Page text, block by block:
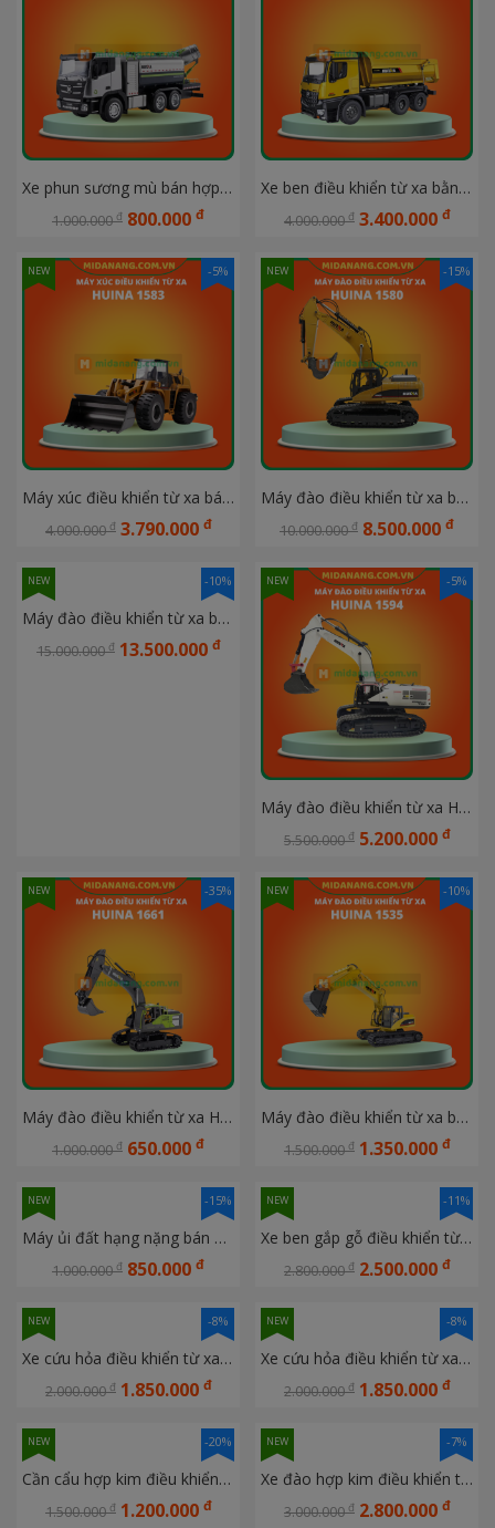
Xe phun sương mù bán hợp kim điều khiển từ xa 9 kênh HUINA 1316
1.000.000đ 800.000 đ
Xe ben điều khiển từ xa bằng hợp kim 10 kênh HUINA 1582
4.000.000đ 3.400.000 đ
Máy xúc điều khiển từ xa bán hợp kim 24 kênh HUINA 1583
4.000.000đ 3.790.000 đ
-5%
NEW
Máy đào điều khiển từ xa bán hợp kim 23 kênh HUINA 1580
10.000.000đ 8.500.000 đ
-15%
NEW
Máy đào điều khiển từ xa bán hợp kim 24 kênh HUINA 1599
15.000.000đ 13.500.000 đ
-10%
NEW
Máy đào điều khiển từ xa HUINA 1594
5.500.000đ 5.200.000 đ
-5%
NEW
Máy đào điều khiển từ xa HUINA 1661
1.000.000đ 650.000 đ
-35%
NEW
Máy đào điều khiển từ xa bán hợp kim 15 kênh HUINA 1535
1.500.000đ 1.350.000 đ
-10%
NEW
Máy ủi đất hạng nặng bán hợp kim điều khiển từ xa 11 kênh Huina 1554
1.000.000đ 850.000 đ
-15%
NEW
Xe ben gắp gỗ điều khiển từ xa 26 kênh Huina 1538
2.800.000đ 2.500.000 đ
-11%
NEW
Xe cứu hỏa điều khiển từ xa Huina 1561
2.000.000đ 1.850.000 đ
-8%
NEW
Xe cứu hỏa điều khiển từ xa Huina 1562
2.000.000đ 1.850.000 đ
-8%
NEW
Cần cẩu hợp kim điều khiển từ xa Huina 1572
1.500.000đ 1.200.000 đ
-20%
NEW
Xe đào hợp kim điều khiển từ xa 22 kênh Huina 1593
3.000.000đ 2.800.000 đ
-7%
NEW